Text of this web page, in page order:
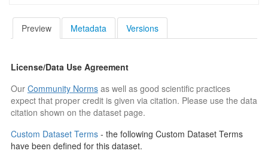
Preview Metadata Versions
License/Data Use Agreement
Our Community Normsas well as good scientific practices
expect that proper credit is given via citation. Please use the data
citation shown on the dataset page.
Custom Dataset Terms - the following Custom Dataset Terms
have been defined for this dataset.